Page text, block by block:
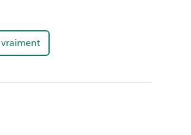
vraiment